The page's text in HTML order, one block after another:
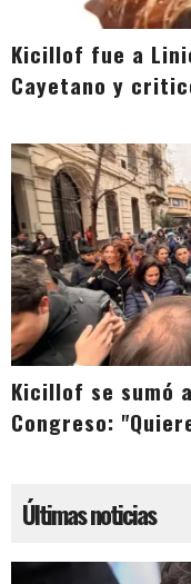
Kicillof fue a
Cayetano y
Kicillof se sumó
Congreso:
Últimas noticias